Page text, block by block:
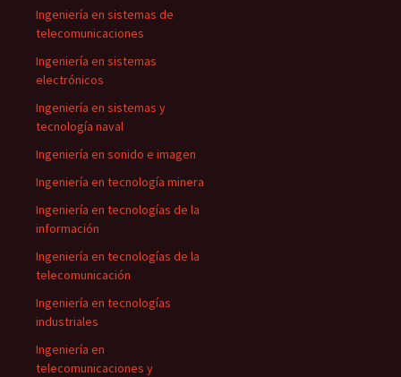
Ingeniería en sistemas de
telecomunicaciones
Ingeniería en sistemas
electrónicos
Ingeniería en sistemas y
tecnología naval
Ingeniería en sonido e imagen
Ingeniería en tecnología minera
Ingeniería en tecnologías de la
información
Ingeniería en tecnologías de la
telecomunicación
Ingeniería en tecnologías
industriales
Ingeniería en
telecomunicaciones y